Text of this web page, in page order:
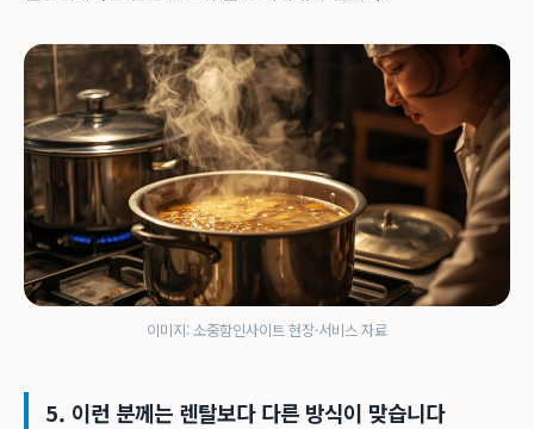
이미지: 소중함인사이트 현장·서비스 자료
5. 이런 분께는 렌탈보다 다른 방식이 맞습니다